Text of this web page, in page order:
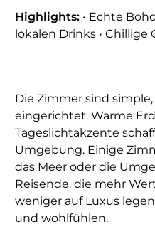
Highlights: • Echte
lokalen Drinks •
Die Zimmer sind
eingerichtet. Warme
Tageslichtakzente
Umgebung. Einige
das Meer oder die
Reisende, die mehr
weniger auf Luxus
und wohlfühlen.